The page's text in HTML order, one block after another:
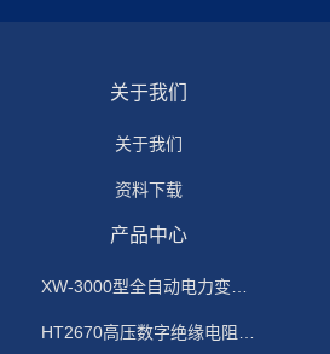
关于我们
关于我们
资料下载
产品中心